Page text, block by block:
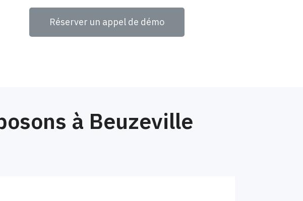
Réserver un appel de démo
à Beuzeville